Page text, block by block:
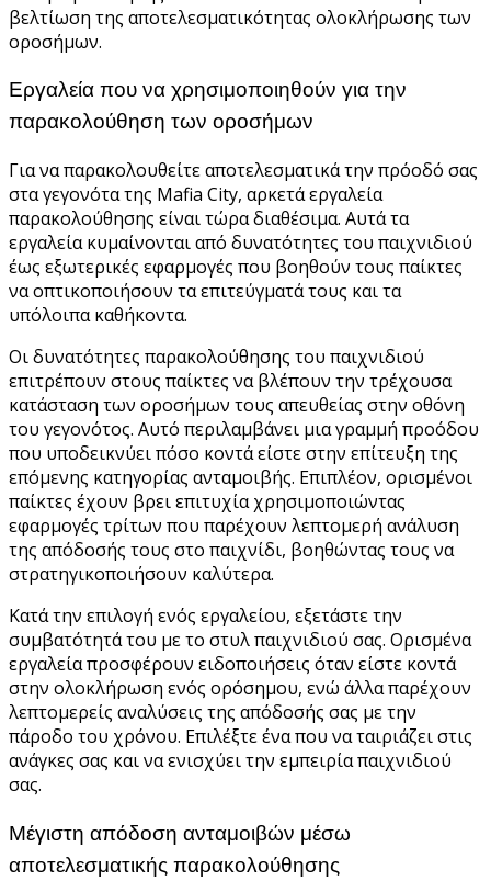
βελτίωση της αποτελεσματικότητας ολοκλήρωσης των
οροσήμων.
Εργαλεία που να χρησιμοποιηθούν για την
παρακολούθηση των οροσήμων
Για να παρακολουθείτε αποτελεσματικά την πρόοδό σας
στα γεγονότα της Mafia City, αρκετά εργαλεία
παρακολούθησης είναι τώρα διαθέσιμα. Αυτά τα
εργαλεία κυμαίνονται από δυνατότητες του παιχνιδιού
έως εξωτερικές εφαρμογές που βοηθούν τους παίκτες
να οπτικοποιήσουν τα επιτεύγματά τους και τα
υπόλοιπα καθήκοντα.
Οι δυνατότητες παρακολούθησης του παιχνιδιού
επιτρέπουν στους παίκτες να βλέπουν την τρέχουσα
κατάσταση των οροσήμων τους απευθείας στην οθόνη
του γεγονότος. Αυτό περιλαμβάνει μια γραμμή προόδου
που υποδεικνύει πόσο κοντά είστε στην επίτευξη της
επόμενης κατηγορίας ανταμοιβής. Επιπλέον, ορισμένοι
παίκτες έχουν βρει επιτυχία χρησιμοποιώντας
εφαρμογές τρίτων που παρέχουν λεπτομερή ανάλυση
της απόδοσής τους στο παιχνίδι, βοηθώντας τους να
στρατηγικοποιήσουν καλύτερα.
Κατά την επιλογή ενός εργαλείου, εξετάστε την
συμβατότητά του με το στυλ παιχνιδιού σας. Ορισμένα
εργαλεία προσφέρουν ειδοποιήσεις όταν είστε κοντά
στην ολοκλήρωση ενός ορόσημου, ενώ άλλα παρέχουν
λεπτομερείς αναλύσεις της απόδοσής σας με την
πάροδο του χρόνου. Επιλέξτε ένα που να ταιριάζει στις
ανάγκες σας και να ενισχύει την εμπειρία παιχνιδιού
σας.
Μέγιστη απόδοση ανταμοιβών μέσω
αποτελεσματικής παρακολούθησης